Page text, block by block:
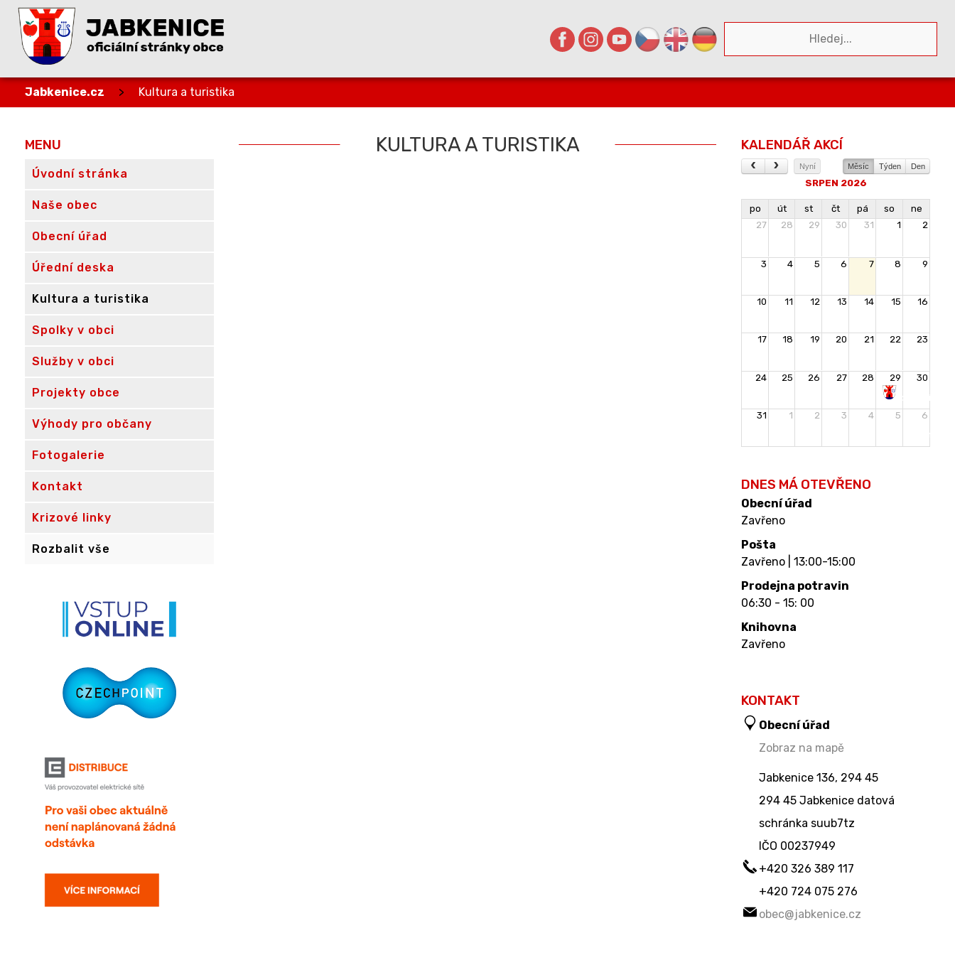
Jabkenice.cz > Kultura a turistika
MENU
Úvodní stránka
Naše obec
Obecní úřad
Úřední deska
Kultura a turistika
Spolky v obci
Služby v obci
Projekty obce
Výhody pro občany
Fotogalerie
Kontakt
Krizové linky
Rozbalit vše
KULTURA A TURISTIKA KALENDÁŘ AKCÍ
Nyní Měsíc Týden Den
SRPEN 2026
po út st čt pá so
ne
27
28 29 30 31 1 2
3 4 5 6 7 8 9
10 11 12 13 14 15 16
17 18 19 20 21 22 23
24 25 26 27 28 29
30
Rozloučení
prázdninami
31 1 2 3 4 5 6
DNES MÁ OTEVŘENO
Obecní úřad
Zavřeno
Pošta
Zavřeno | 13:00-15:00
Prodejna potravin
06:30 - 15: 00
Knihovna
Zavřeno
KONTAKT
Obecní úřad
Zobraz na mapě
Jabkenice 136, 294 45
294 45 Jabkenice datová
schránka suub7tz
IČO 00237949
+420 326 389 117
+420 724 075 276
obec@jabkenice.cz